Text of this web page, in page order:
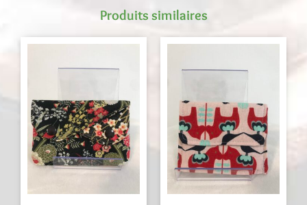
Produits similaires